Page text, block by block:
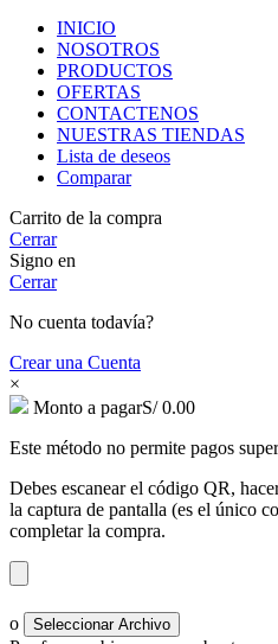
INICIO
NOSOTROS
PRODUCTOS
OFERTAS
CONTACTENOS
NUESTRAS TIENDAS
Lista de deseos
Comparar
Carrito de la compra
Cerrar
Signo en
Cerrar
No cuenta todavía?
Crear una Cuenta
×
Monto a pagarS/0.00
Este método no permite pagos
Debes escanear el código QR,
la captura de pantalla (es el único
completar la compra.
o Seleccionar Archivo